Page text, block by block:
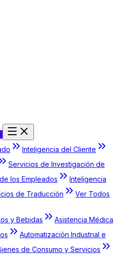
Inteligencia del Cliente
Servicios de Investigación de
los Empleados
Inteligencia
de Traducción
Ver Todos
y Bebidas
Asistencia Médica
Automatización Industrial e
de Consumo y Servicios